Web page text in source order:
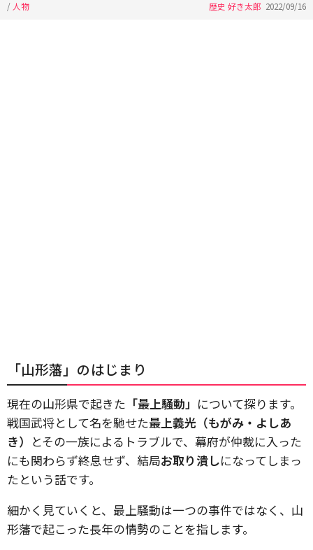
/ 人物 歴史 好き太郎 2022/09/16
「山形藩」のはじまり
現在の山形県で起きた 「最上騒動」 について探ります。
戦国武将として名を馳せた最上義光（もがみ・よしあ
き） とその一族によるトラブルで、幕府が仲裁に入った
にも関わらず終息せず、結局お取り潰しになってしまっ
たという話です。
細かく見ていくと、最上騒動は一つの事件ではなく、山
形藩で起こった長年の情勢のことを指します。